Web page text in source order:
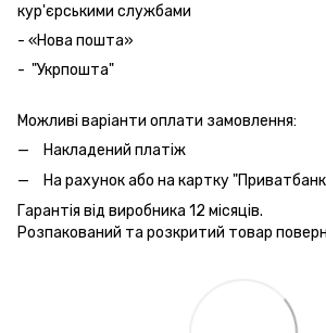
кур'єрськими службами
- «Нова пошта»
- "Укрпошта"
Можливі варіанти оплати замовлення:
Накладений платіж
На рахунок або на картку
Гарантія від виробника 12 місяців.
Розпакований та розкритий товар